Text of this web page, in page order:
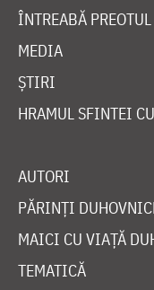
ÎNTREABĂ PREOTUL
MEDIA
ȘTIRI
HRAMUL SFINTEI
AUTORI
PĂRINȚI
MAICI CU VIAȚĂ
TEMATICĂ